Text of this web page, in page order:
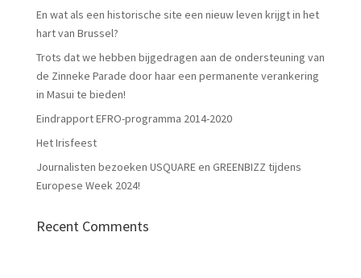
En wat als een historische site een nieuw leven krijgt in het
hart van Brussel?
Trots dat we hebben bijgedragen aan de ondersteuning van
de Zinneke Parade door haar een permanente verankering
in Masui te bieden!
Eindrapport EFRO-programma 2014-2020
Het Irisfeest
Journalisten bezoeken USQUARE en GREENBIZZ tijdens
Europese Week 2024!
Recent Comments